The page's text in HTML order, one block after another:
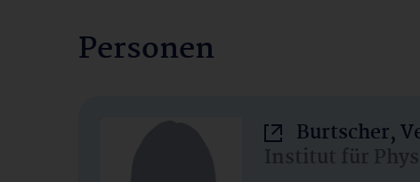
Personen
Burtscher,
Institut für